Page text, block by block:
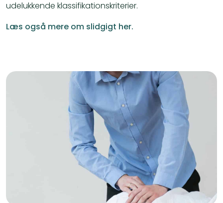
udelukkende klassifikationskriterier.
Læs også mere om slidgigt her.